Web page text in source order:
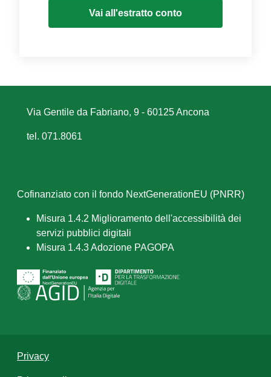
Vai all'estratto conto
Via Gentile da Fabriano, 9 - 60125 Ancona
tel. 071.8061
Cofinanziato con il fondo NextGenerationEU (PNRR)
Misura 1.4.2 Miglioramento dell'accessibilità dei
servizi pubblici digitali
Misura 1.4.3 Adozione PAGOPA
Privacy